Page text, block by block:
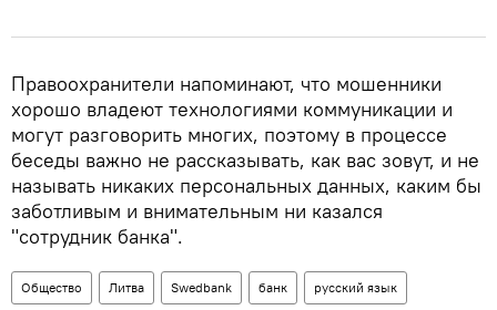
Правоохранители напоминают, что мошенники
хорошо владеют технологиями коммуникации и
могут разговорить многих, поэтому в процессе
беседы важно не рассказывать, как вас зовут, и не
называть никаких персональных данных, каким бы
заботливым и внимательным ни казался
"сотрудник банка".
Общество Литва Swedbank банк русский язык